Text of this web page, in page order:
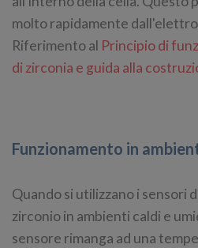
molto rapidamente
Riferimento al Principio di
di zirconia e guida alla
Funzionamento in
Quando si utilizzano i sensori
zirconio in ambienti caldi e
sensore rimanga ad una